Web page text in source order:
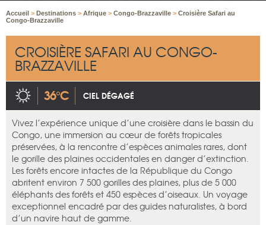
Accueil > Destinations > Afrique > Congo-Brazzaville > Croisière Safari au
Congo-Brazzaville
CROISIÈRE SAFARI AU CONGO-
BRAZZAVILLE
36°C CIEL DÉGAGÉ
Vivez l’expérience unique d’une croisière dans le bassin du
Congo, une immersion au cœur de forêts tropicales
préservées, à la rencontre d’espèces animales rares, dont
le gorille des plaines occidentales en danger d’extinction.
Les forêts encore intactes de la République du Congo
abritent environ 7 500 gorilles des plaines, plus de 5 000
éléphants des forêts et 450 espèces d’oiseaux. Un voyage
exceptionnel encadré par des guides naturalistes, à bord
d’un navire haut de gamme.